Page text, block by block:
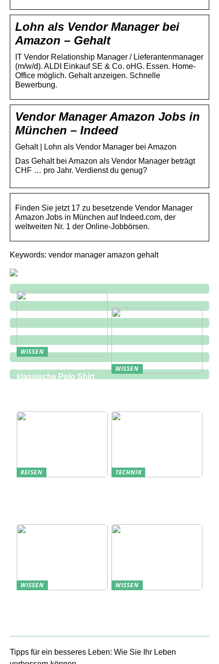
Lohn als Vendor Manager bei
Amazon – Gehalt
IT Vendor Relationship Manager / Lieferantenmanager
(m/w/d). ALDI Einkauf SE & Co. oHG. Essen. Home-
Office möglich. Gehalt anzeigen. Schnelle
Bewerbung.
Vendor Manager Amazon Jobs in
München – Indeed
Gehalt | Lohn als Vendor Manager bei Amazon
Das Gehalt bei Amazon als Vendor Manager beträgt
CHF … pro Jahr. Verdienst du genug?
Finden Sie jetzt 17 zu besetzende Vendor Manager
Amazon Jobs in München auf Indeed.com, der
weltweiten Nr. 1 der Online-Jobbörsen.
Keywords: vendor manager amazon gehalt
WISSEN
klassische Polo Shirt
WISSEN
REISEN
TECHNIK
WISSEN
WISSEN
Tipps für ein besseres Leben: Wie Sie Ihr Leben